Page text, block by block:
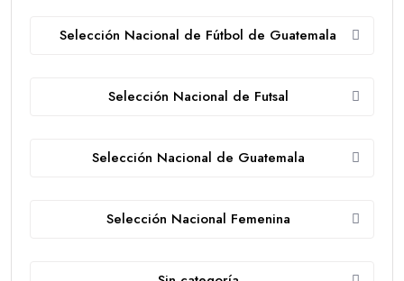
Selección Nacional de Fútbol de Guatemala
Selección Nacional de Futsal
Selección Nacional de Guatemala
Selección Nacional Femenina